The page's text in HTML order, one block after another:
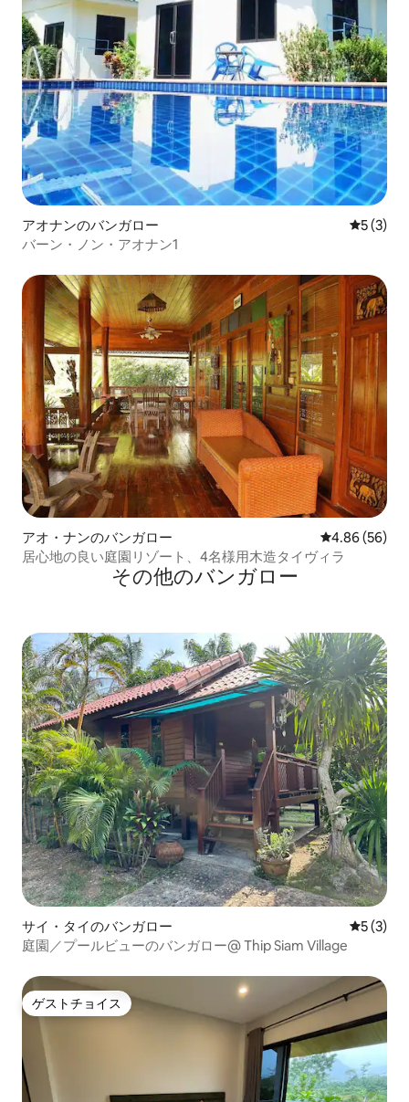
アオナンのバンガロー レビュー
5 (3)
バーン・ノン・アオナン1
アオ・ナンのバンガロー レビュー56
4.86 (56)
居心地の良い庭園リゾート、4名様用木造タイヴィラ
その他のバンガロー
サイ・タイのバンガロー レビュー
5 (3)
庭園／プールビューのバンガロー@ Thip Siam Village
ゲストチョイス
ゲストチョイス